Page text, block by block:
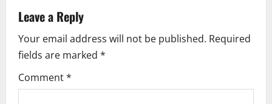
v
i
g
a
Leave a Reply
Your email address will not be published. Required
fields are marked *
Comment*